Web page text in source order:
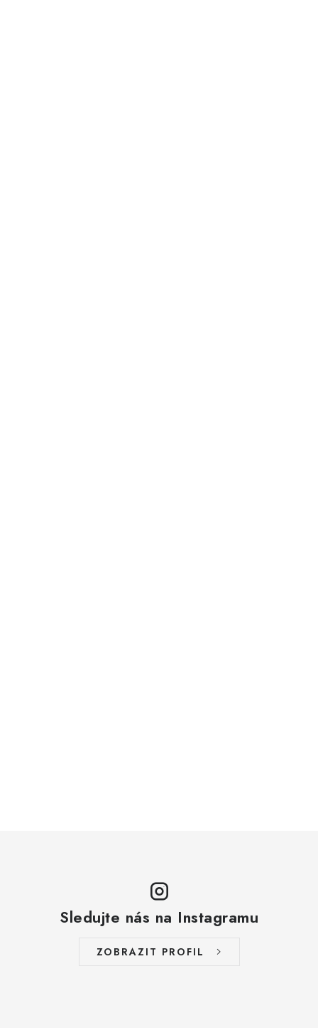
Sledujte nás na Instagramu
ZOBRAZIT PROFIL